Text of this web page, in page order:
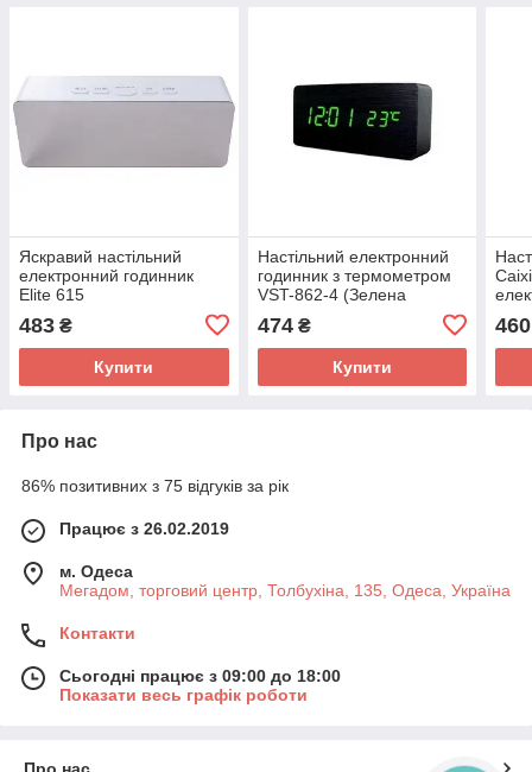
Яскравий настільний
електронний годинник
Elite 615
483 ₴
Купити
Настільний електронний
годинник з термометром
VST-862-4 (Зелена
474₴
Купити
460
Про нас
86% позитивних з 75 відгуків за рік
Працює з 26.02.2019
м. Одеса
Мегадом, торговий центр, Толбухіна, 135, Одеса, Україна
Контакти
Сьогодні працює з 09:00 до 18:00
Показати весь графік роботи
Про нас